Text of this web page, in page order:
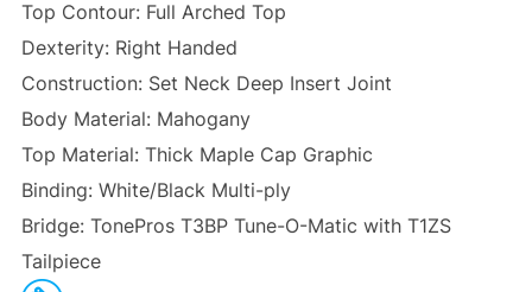
Top Contour: Full Arched Top
Dexterity: Right Handed
Construction: Set Neck Deep Insert Joint
Body Material: Mahogany
Top Material: Thick Maple Cap Graphic
Binding: White/Black Multi-ply
Bridge: TonePros T3BP Tune-O-Matic with T1ZS
Tailpiece